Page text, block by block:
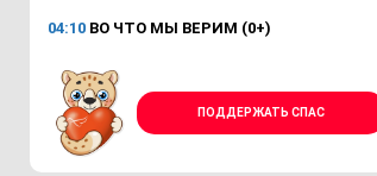
04:10 ВО ЧТО МЫ ВЕРИМ (0+)
ПОДДЕРЖАТЬ СПАС